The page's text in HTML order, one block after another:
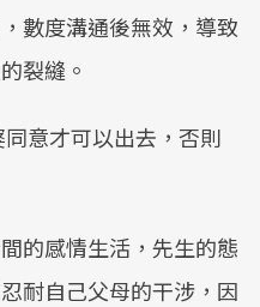
數度溝通後無效，導致
裂縫。
意才可以出去，否則
的感情生活，先生的態
耐自己父母的干涉，因